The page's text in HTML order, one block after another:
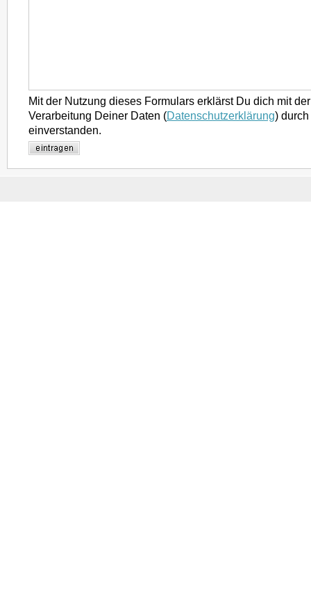
Mit der Nutzung dieses Formulars erklärst Du dich mit
Verarbeitung Deiner Daten (Datenschutzerklärung)
einverstanden.